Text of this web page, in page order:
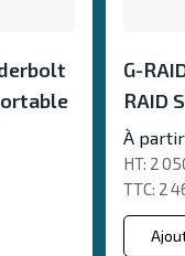
G-
RAID
À
2
2